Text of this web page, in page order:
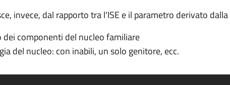
invece, dal rapporto tra l'ISE e il parametro derivato dalla
dei componenti del nucleo familiare
del nucleo: con inabili, un solo genitore, ecc.